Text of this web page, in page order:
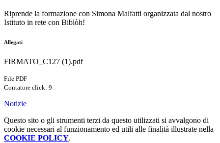
Riprende la formazione con Simona Malfatti organizzata dal nostro
Istituto in rete con Biblòh!
Allegati
FIRMATO_C127 (1).pdf
File PDF
Contatore click: 9
Notizie
Questo sito o gli strumenti terzi da questo utilizzati si avvalgono di
cookie necessari al funzionamento ed utili alle finalità illustrate nella
COOKIE POLICY.